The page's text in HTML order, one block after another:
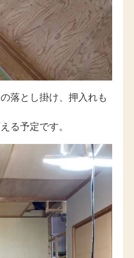
落とし掛け、押入れも
る予定です。